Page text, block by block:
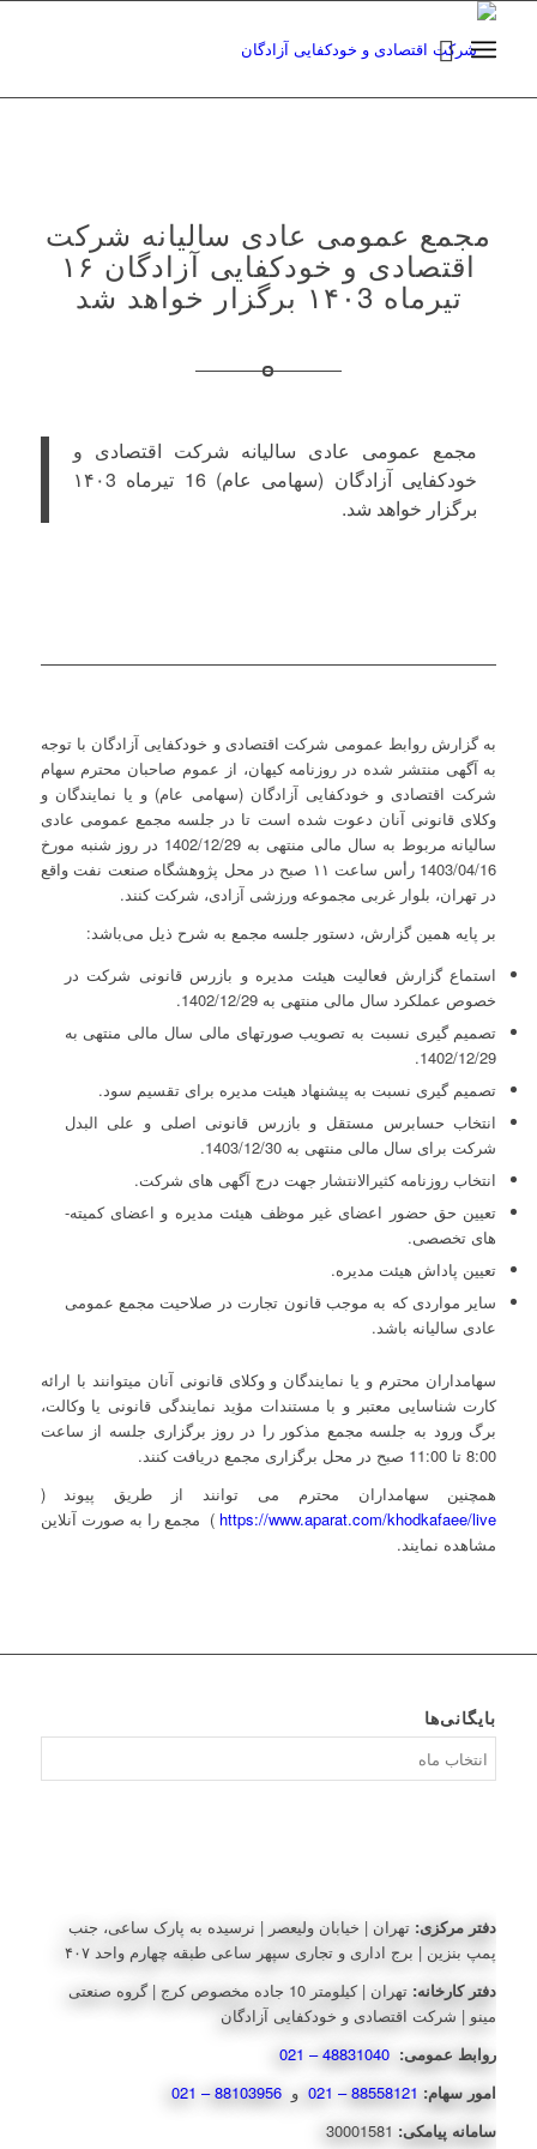
مجمع عمومی عادی سالیانه شرکت
اقتصادی و خودکفایی آزادگان ۱۶
تیرماه ۱۴۰3 برگزار خواهد شد
مجمع عمومی عادی سالیانه شرکت اقتصادی و
خودکفایی آزادگان (سهامی عام) 16 تیرماه ۱۴۰3
برگزار خواهد شد.
به گزارش روابط عمومی شرکت اقتصادی و خودکفایی آزادگان با توجه
به آگهی منتشر شده در روزنامه کیهان، از عموم صاحبان محترم سهام
شرکت اقتصادی و خودکفایی آزادگان (سهامی عام) و یا نمایندگان و
وکلای قانونی آنان دعوت شده است تا در جلسه مجمع عمومی عادی
سالیانه مربوط به سال مالی منتهی به 1402/12/29 در روز شنبه مورخ
1403/04/16 رأس ساعت ۱۱ صبح در محل پژوهشگاه صنعت نفت واقع
در تهران، بلوار غربی مجموعه ورزشی آزادی، شرکت کنند.
بر پایه همین گزارش، دستور جلسه مجمع به شرح ذیل می‌باشد:
استماع گزارش فعالیت هیئت مدیره و بازرس قانونی شرکت در
خصوص عملکرد سال مالی منتهی به 1402/12/29.
تصمیم گیری نسبت به تصویب صورت­های مالی سال مالی منتهی به
1402/12/29.
تصمیم گیری نسبت به پیشنهاد هیئت مدیره برای تقسیم سود.
انتخاب حسابرس مستقل و بازرس قانونی اصلی و علی البدل
شرکت برای سال مالی منتهی به 1403/12/30.
انتخاب روزنامه کثیرالانتشار جهت درج آگهی­ های شرکت.
تعیین حق حضور اعضای غیر موظف هیئت مدیره و اعضای کمیته­
های تخصصی.
تعیین پاداش هیئت مدیره.
سایر مواردی که به موجب قانون تجارت در صلاحیت مجمع عمومی
عادی سالیانه باشد.
سهامداران محترم و یا نمایندگان و وکلای قانونی آنان می­توانند با ارائه
کارت شناسایی معتبر و با مستندات مؤید نمایندگی قانونی یا وکالت،
برگ ورود به جلسه مجمع مذکور را در روز برگزاری جلسه از ساعت
8:00 تا 11:00 صبح در محل برگزاری مجمع دریافت کنند.
همچنین سهامداران محترم می ­توانند از طریق پیوند (
https://www.aparat.com/khodkafaee/live ) مجمع را به صورت آنلاین
مشاهده نمایند.
بایگانی‌ها
دفتر مرکزی: تهران | خیابان ولیعصر | نرسیده به پارک ساعی، جنب
پمپ بنزین | برج اداری و تجاری سپهر ساعی طبقه چهارم واحد ۴۰۷
دفتر کارخانه:
تهران | کیلومتر 10 جاده مخصوص کرج | گروه صنعتی
مینو | شرکت اقتصادی و خودکفایی آزادگان
روابط عمومی:
امور سهام: 88558121 – 021 و
سامانه پیامکی: